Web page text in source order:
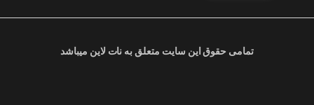
تمامی حقوق این سایت متعلق به نات لاین میباشد